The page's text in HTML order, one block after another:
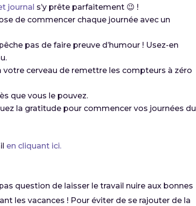
journal s’y prête parfaitement 😉 !
de commencer chaque journée avec un
pas de faire preuve d’humour ! Usez-en
cerveau de remettre les compteurs à zéro
que vous le pouvez.
la gratitude pour commencer vos journées du
en cliquant ici.
question de laisser le travail nuire aux bonnes
les vacances ! Pour éviter de se rajouter de la